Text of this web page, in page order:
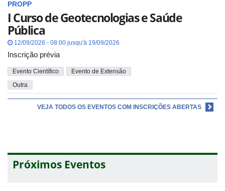
PROPP
I Curso de Geotecnologias e Saúde
Pública
12/09/2026 - 08:00 jusqu'à 19/09/2026
Inscrição prévia
Evento Científico
Evento de Extensão
Outra
VEJA TODOS OS EVENTOS COM INSCRIÇÕES ABERTAS
Próximos Eventos